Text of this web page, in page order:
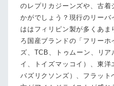
のレプリカジーンズや、古
かがでしょう？現行のリー
ははフィリピン製が多くあま
ろ国産ブランドの「フリーホ
ズ、TCB、トゥムーン、リ
イ、トイズマッコイ）、東洋
バズリクソンズ）、フラッ